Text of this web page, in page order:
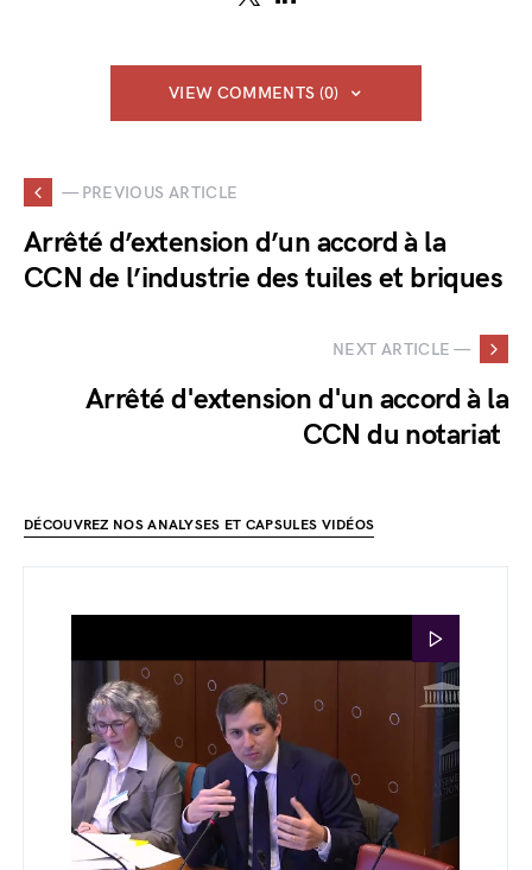
VIEW COMMENTS (0)
— PREVIOUS ARTICLE
Arrêté d’extension d’un accord à la
CCN de l’industrie des tuiles et briques
NEXT ARTICLE —
Arrêté d'extension d'un accord à la
CCN du notariat
DÉCOUVREZ NOS ANALYSES ET CAPSULES VIDÉOS